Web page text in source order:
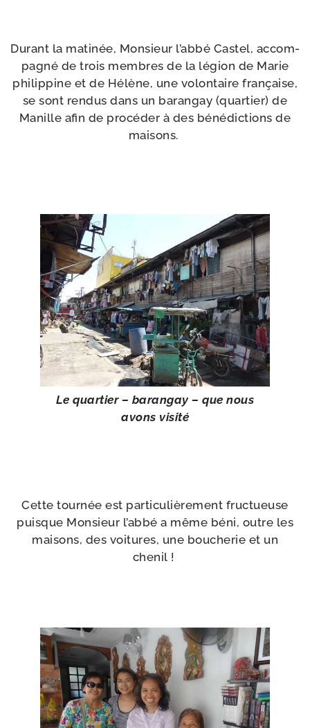
Durant la mati­née, Monsieur l’abbé Castel, accom­
pa­gné de trois membres de la légion de Marie
phi­lip­pine et de Hélène, une volon­taire fran­çaise,
se sont ren­dus dans un baran­gay (quar­tier) de
Manille afin de pro­cé­der à des béné­dic­tions de
maisons.
Le quar­tier – baran­gay – que nous
avons visité
Cette tour­née est par­ti­cu­liè­re­ment fruc­tueuse
puisque Monsieur l’abbé a même béni, outre les
mai­sons, des voi­tures, une bou­che­rie et un
chenil !